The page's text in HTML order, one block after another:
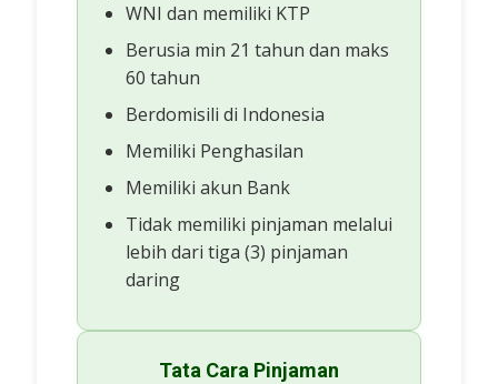
WNI dan memiliki KTP
Berusia min 21 tahun dan maks
60 tahun
Berdomisili di Indonesia
Memiliki Penghasilan
Memiliki akun Bank
Tidak memiliki pinjaman melalui
lebih dari tiga (3) pinjaman
daring
Tata Cara Pinjaman